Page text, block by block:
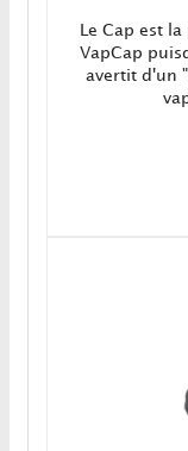
Le Cap est
VapCap
avertit d'un